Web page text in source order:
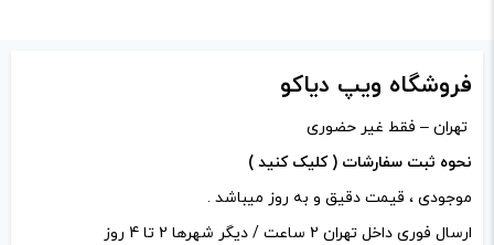
دیدگاه شما*
فروشگاه ویپ دیاکو
تهران – فقط غیر حضوری
نحوه ثبت سفارشات ( کلیک کنید )
موجودی ، قیمت دقیق و به روز میباشد .
ارسال فوری داخل تهران 2 ساعت / دیگر شهرها 2 تا 4 روز